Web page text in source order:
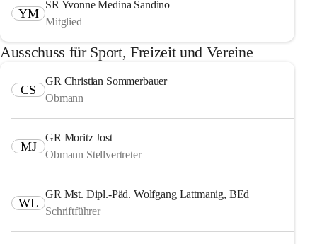
YM
SR Yvonne Medina Sandino
Mitglied
Ausschuss für Sport, Freizeit und Vereine
CS
GR Christian Sommerbauer
Obmann
MJ
GR Moritz Jost
Obmann Stellvertreter
WL
GR Mst. Dipl.-Päd. Wolfgang Lattmanig, BEd
Schriftführer